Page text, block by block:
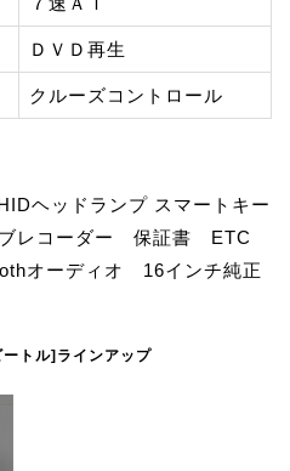
ＤＶＤ再生
クルーズコントロール
ヘッドランプ スマートキー
ブレコーダー 保証書 ETC
オーディオ 16インチ純正
トル]ラインアップ